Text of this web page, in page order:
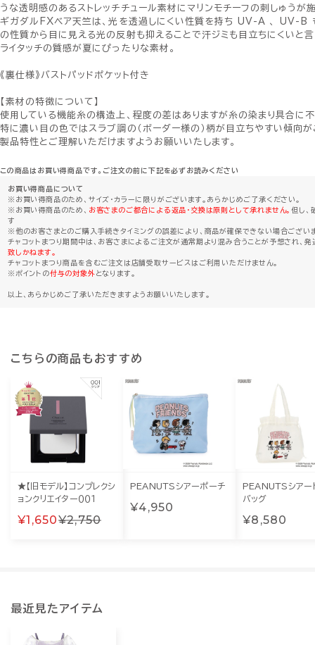
うな透明感のあるストレッチチュール素材にマリンモチーフの刺しゅうが
ギガダルFXベア天竺は、光を透過しにくい性質を持ち UV-A 、 UV-
の性質から目に見える光の反射も抑えることで汗ジミも目立ちにくいと
ライタッチの質感が夏にぴったりな素材。
《裏仕様》バストパッドポケット付き
【素材の特徴について】
使用している機能糸の構造上、程度の差はありますが糸の染まり具合に
特に濃い目の色ではスラブ調の（ボーダー様の）柄が目立ちやすい傾向
製品特性とご理解いただけますようお願いいたします。
この商品はお買い得商品です。ご注文の前に下記を必ずお読みください
お買い得商品について
※お買い得商品のため、サイズ・カラーに限りがございます。あらかじめご了承ください。
※お買い得商品のため、
お客さまのご都合による返品・交換は原則として承れません。但し、
す
※他のお客さまとのご購入手続きタイミングの誤差により、商品が確保できない場合ござい
チャコットまつり期間中は、お客さまによるご注文が通常期より混み合うことが予想され、
致しかねます。
チャコットまつり商品を含むご注文は店舗受取サービスはご利用いただけません。
※ポイントの付与の対象外 となります。
以上、あらかじめご了承いただきますようお願いいたします。
こちらの商品もおすすめ
★【旧モデル】コンプレクシ
ョンクリエイター００１
¥1,650¥2,750
PEANUTSシアーポーチ
¥4,950
PEANUTSシアー
バッグ
¥8,580
最近見たアイテム